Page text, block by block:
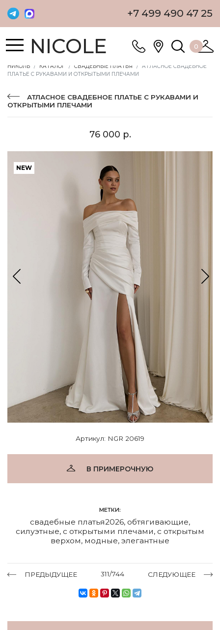
+7 499 490 47 25
NICOLE 0
НИКОЛЬ КАТАЛОГ СВАДЕБНЫЕ ПЛАТЬЯ
АТЛАСНОЕ СВАДЕБНОЕ
ПЛАТЬЕ С РУКАВАМИ И ОТКРЫТЫМИ ПЛЕЧАМИ
АТЛАСНОЕ СВАДЕБНОЕ ПЛАТЬЕ С РУКАВАМИ И
ОТКРЫТЫМИ ПЛЕЧАМИ
76 000 р.
NEW
Артикул: NGR 20619
В ПРИМЕРОЧНУЮ
МЕТКИ:
свадебные платья2026, обтягивающие,
силуэтные, с открытыми плечами, с открытым
верхом, модные, элегантные
ПРЕДЫДУЩЕЕ 311/744 СЛЕДУЮЩЕЕ